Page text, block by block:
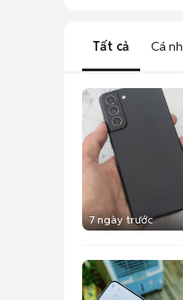
Tất cả Cá
7 ngày trước